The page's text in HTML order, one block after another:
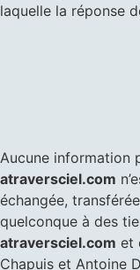
laquelle la réponse
Aucune information
atraversciel.com
échangée,
quelconque à des
atraversciel.com et
Chapuis et Antoine